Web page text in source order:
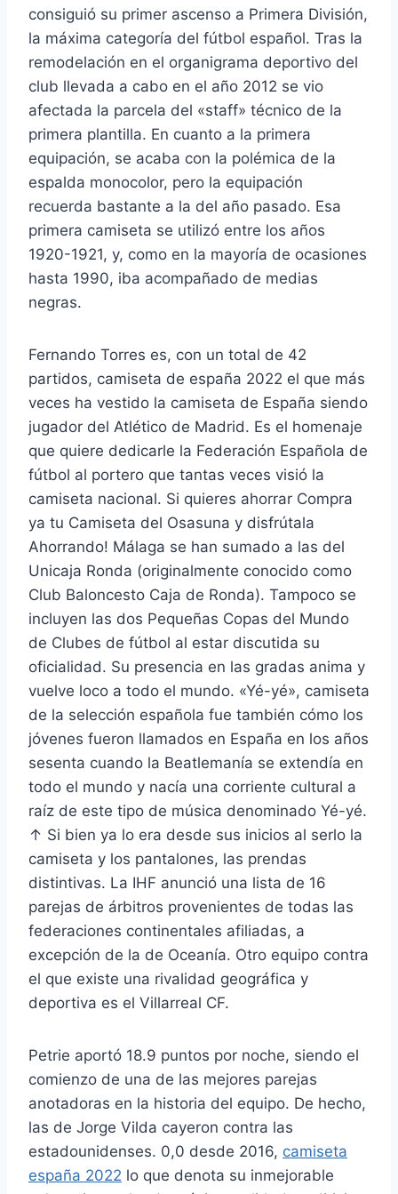
consiguió su primer ascenso a Primera División,
la máxima categoría del fútbol español. Tras la
remodelación en el organigrama deportivo del
club llevada a cabo en el año 2012 se vio
afectada la parcela del «staff» técnico de la
primera plantilla. En cuanto a la primera
equipación, se acaba con la polémica de la
espalda monocolor, pero la equipación
recuerda bastante a la del año pasado. Esa
primera camiseta se utilizó entre los años
1920-1921, y, como en la mayoría de ocasiones
hasta 1990, iba acompañado de medias
negras.
Fernando Torres es, con un total de 42
partidos, camiseta de españa 2022 el que más
veces ha vestido la camiseta de España siendo
jugador del Atlético de Madrid. Es el homenaje
que quiere dedicarle la Federación Española de
fútbol al portero que tantas veces visió la
camiseta nacional. Si quieres ahorrar Compra
ya tu Camiseta del Osasuna y disfrútala
Ahorrando! Málaga se han sumado a las del
Unicaja Ronda (originalmente conocido como
Club Baloncesto Caja de Ronda). Tampoco se
incluyen las dos Pequeñas Copas del Mundo
de Clubes de fútbol al estar discutida su
oficialidad. Su presencia en las gradas anima y
vuelve loco a todo el mundo. «Yé-yé», camiseta
de la selección española fue también cómo los
jóvenes fueron llamados en España en los años
sesenta cuando la Beatlemanía se extendía en
todo el mundo y nacía una corriente cultural a
raíz de este tipo de música denominado Yé-yé.
↑ Si bien ya lo era desde sus inicios al serlo la
camiseta y los pantalones, las prendas
distintivas. La IHF anunció una lista de 16
parejas de árbitros provenientes de todas las
federaciones continentales afiliadas, a
excepción de la de Oceanía. Otro equipo contra
el que existe una rivalidad geográfica y
deportiva es el Villarreal CF.
Petrie aportó 18.9 puntos por noche, siendo el
comienzo de una de las mejores parejas
anotadoras en la historia del equipo. De hecho,
las de Jorge Vilda cayeron contra las
estadounidenses. 0,0 desde 2016, camiseta
españa 2022 lo que denota su inmejorable